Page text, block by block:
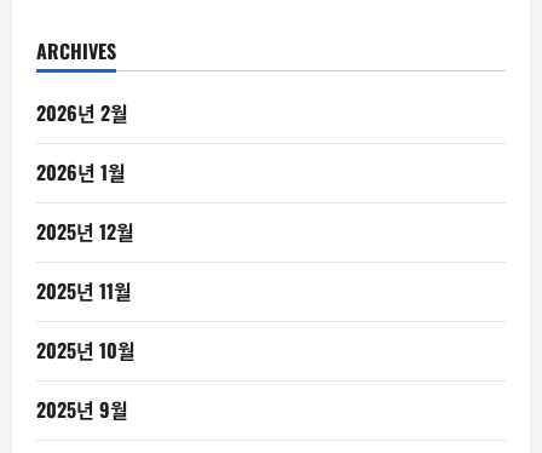
ARCHIVES
2026년 2월
2026년 1월
2025년 12월
2025년 11월
2025년 10월
2025년 9월